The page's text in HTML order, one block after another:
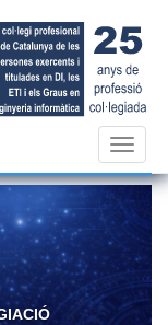
CONFIANÇA I